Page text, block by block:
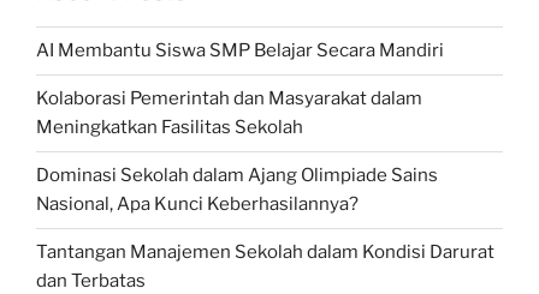
AI Membantu Siswa SMP Belajar Secara Mandiri
Kolaborasi Pemerintah dan Masyarakat dalam
Meningkatkan Fasilitas Sekolah
Dominasi Sekolah dalam Ajang Olimpiade Sains
Nasional, Apa Kunci Keberhasilannya?
Tantangan Manajemen Sekolah dalam Kondisi Darurat
dan Terbatas